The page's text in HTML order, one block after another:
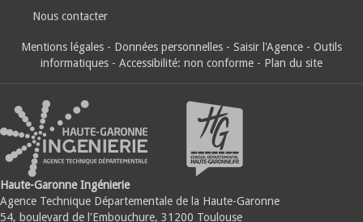
Nous contacter
Mentions légales - Données personnelles - Saisir l'Agence - Outils
informatiques - Accessibilité: non conforme - Plan du site
Haute-Garonne Ingénierie
Agence Technique Départementale de la Haute-Garonne
54, boulevard de l'Embouchure, 31200 Toulouse